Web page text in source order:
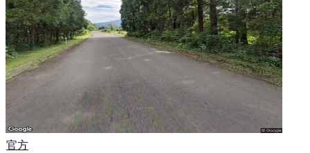
官方